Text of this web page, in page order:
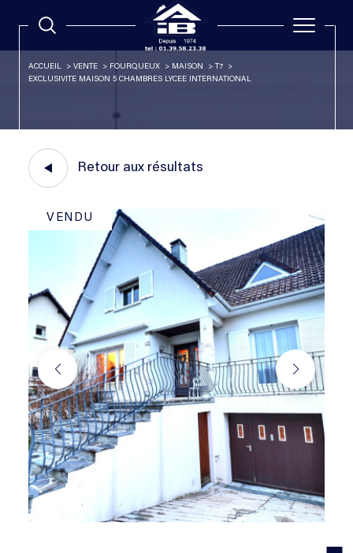
ACCUEIL VENTE FOURQUEUX MAISON
T7
EXCLUSIVITE MAISON 5 CHAMBRES LYCEE INTERNATIONAL
Retour aux résultats
VENDU